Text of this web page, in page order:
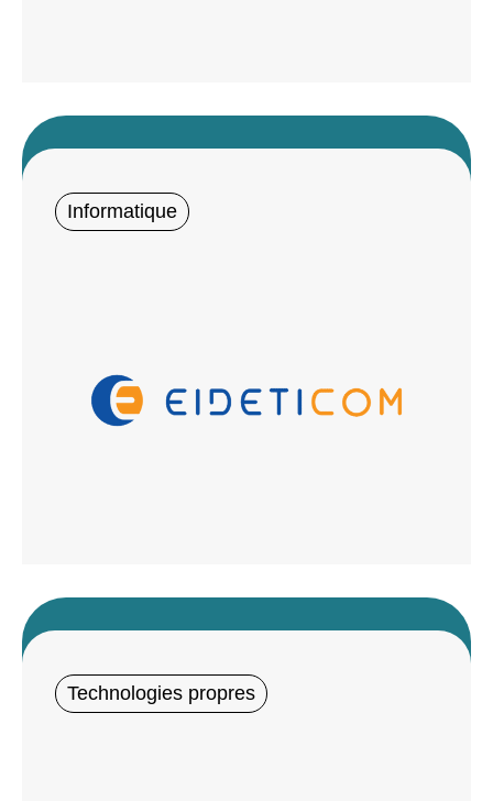
Informatique
Technologies propres